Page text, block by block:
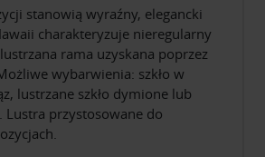
stanowią wyraźny, elegancki
charakteryzuje nieregularny
rama uzyskana poprzez
wybarwienia: szkło w
lustrzane szkło dymione lub
Lustra przystosowane do